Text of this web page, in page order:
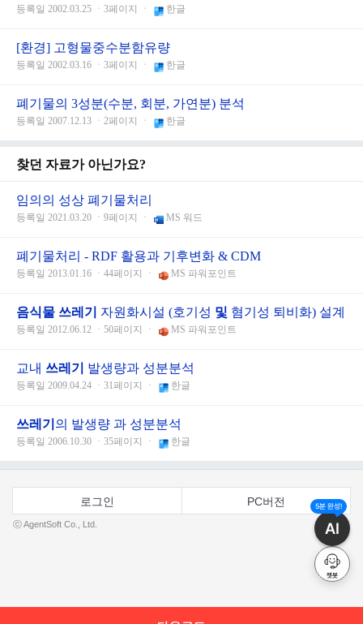
등록일 2002.03.25 ㆍ3페이지 ㆍ 한글
[환경] 고형물중수분함유량
등록일 2002.03.16 ㆍ3페이지 ㆍ 한글
폐기물의 3성분(수분, 회분, 가연분) 분석
등록일 2007.12.13 ㆍ2페이지 ㆍ 한글
찾던 자료가 아닌가요?
임의의 성상 폐기물처리
등록일 2021.03.20 ㆍ9페이지 ㆍ MS 워드
폐기물처리 - RDF 활용과 기후변화 & CDM
등록일 2013.01.16 ㆍ44페이지 ㆍ MS 파워포인트
음식물 쓰레기 자원화시설 (호기성 및 혐기성 퇴비화) 설계
등록일 2012.06.12 ㆍ50페이지 ㆍ MS 파워포인트
교내 쓰레기 발생량과 성분분석
등록일 2009.04.24 ㆍ31페이지 ㆍ 한글
쓰레기 의 발생량 과 성분분석
등록일 2006.10.30 ㆍ35페이지 ㆍ 한글
로그인 PC버전
ⓒ AgentSoft Co., Ltd.
5분 완성!
AI
챗봇